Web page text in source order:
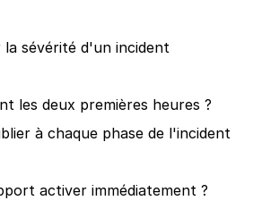
la sévérité d'un incident
les deux premières heures ?
à chaque phase de l'incident
activer immédiatement ?